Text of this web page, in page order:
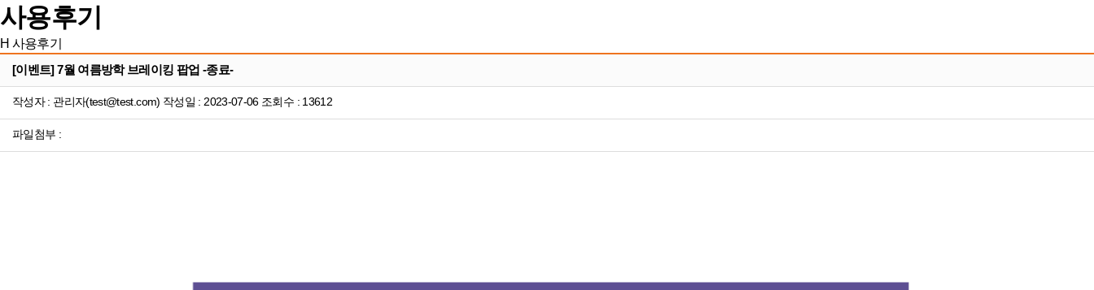
사용후기
H 사용후기
[이벤트] 7월 여름방학 브레이킹 팝업 -종료-
작성자 : 관리자(test@test.com) 작성일 : 2023-07-06 조회수 : 13612
파일첨부 :